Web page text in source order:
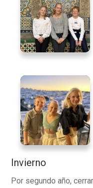
Invierno
Por segundo año,